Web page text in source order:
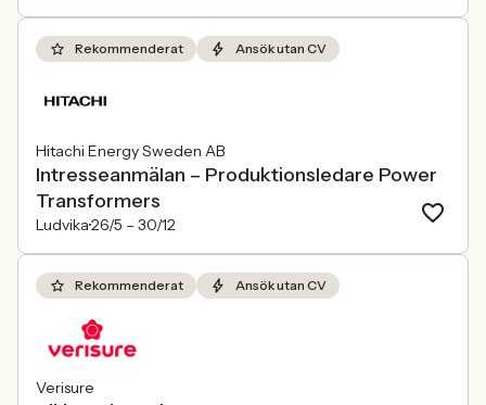
Rekommenderat Ansök utan CV
Hitachi Energy Sweden AB
Intresseanmälan – Produktionsledare Power
Transformers
Ludvika26/5 – 30/12
Rekommenderat Ansök utan CV
Verisure